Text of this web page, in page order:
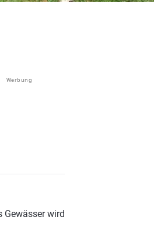
Werbung
Gewässer wird